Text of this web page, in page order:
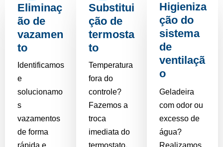
Eliminaç
ão de
vazamen
to
Identificamos
e
solucionamo
s
vazamentos
de forma
rápida e
Substitui
ção de
termosta
to
Temperatura
fora do
controle?
Fazemos a
troca
imediata do
termostato.
Higieniza
ção do
sistema
de
ventilaçã
o
Geladeira
com odor ou
excesso de
água?
Realizamos